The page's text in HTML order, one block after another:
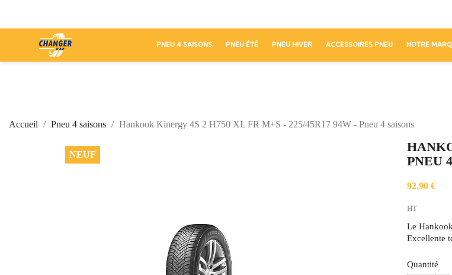
PNEU 4 SAISONS PNEU ÉTÉ PNEU HIVER ACCESSOIRES PNEU NOTRE
Accueil Pneu 4 saisons Hankook Kinergy 4S 2 H750 XL FR M+S - 225/45R17 94W - Pneu 4 saisons
NEUF
PNEU
92,90 €
HT
Le
Excellente
Quantité